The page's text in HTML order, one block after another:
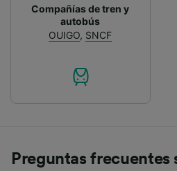
Compañías de tren y
autobús
OUIGO, SNCF
Preguntas frecuentes